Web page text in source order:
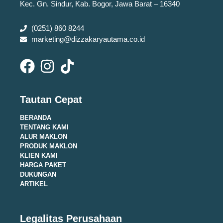
Kec. Gn. Sindur, Kab. Bogor, Jawa Barat – 16340
(0251) 860 8244
marketing@dizzakaryautama.co.id
Tautan Cepat
BERANDA
TENTANG KAMI
ALUR MAKLON
PRODUK MAKLON
KLIEN KAMI
HARGA PAKET
DUKUNGAN
ARTIKEL
Legalitas Perusahaan